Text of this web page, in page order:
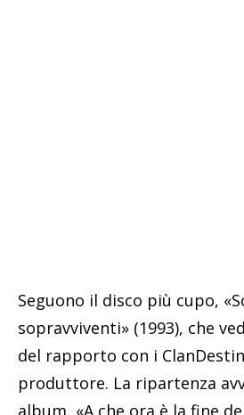
Seguono il disco più cupo,
sopravviventi» (1993), che
del rapporto con i
produttore. La ripartenza
album, «A che ora è la fine